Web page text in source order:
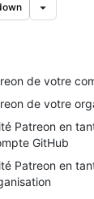
de votre
de votre
Patreon en
GitHub
Patreon en